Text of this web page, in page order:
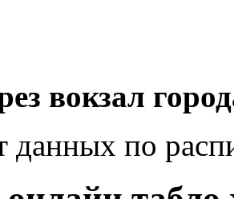
вокзал
данных по